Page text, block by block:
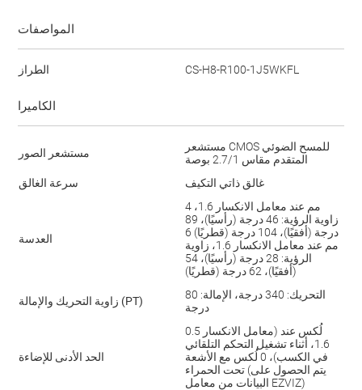
المواصفات
الطراز CS-H8-R100-1J5WKFL
الكاميرا
مستشعر الصور
مستشعر CMOS للمسح الضوئي
المتقدم مقاس 1‏/2.7 بوصة
سرعة الغالق
غالق ذاتي التكيف
العدسة
4 مم عند معامل الانكسار 1.6،
زاوية الرؤية: 46 درجة (رأسيًا)، 89
درجة (أفقيًا)، 104 درجة (قطريًا) 6
مم عند معامل الانكسار 1.6، زاوية
الرؤية: 28 درجة (رأسيًا)، 54
(أفقيًا)، 62 درجة (قطريًا)
زاوية التحريك والإمالة (PT)
التحريك: 340 درجة، الإمالة: 80
درجة
الحد الأدنى للإضاءة
0.5 لُكس عند (معامل الانكسار
1.6، أثناء تشغيل التحكم التلقائي
في الكسب)، 0 لُكس مع الأشعة
تحت الحمراء (يتم الحصول على
البيانات من معامل EZVIZ)